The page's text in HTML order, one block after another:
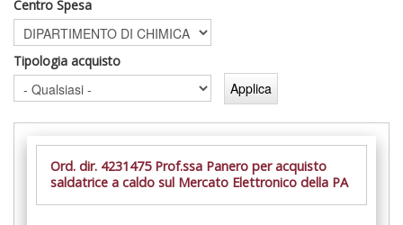
Centro Spesa
Tipologia acquisto
Ord. dir. 4231475 Prof.ssa Panero per acquisto
saldatrice a caldo sul Mercato Elettronico della PA